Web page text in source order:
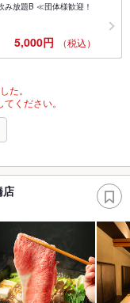
み放題B ≪団体様歓迎！
5,000円 （税込）
た。
ください。
店